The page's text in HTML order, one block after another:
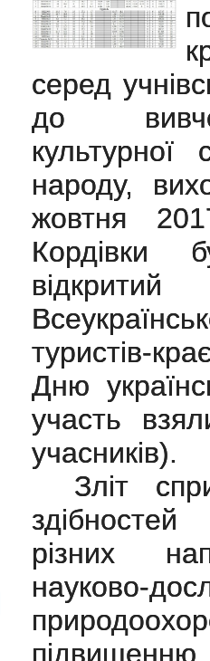
серед
до
культурної
народу,
жовтня
Кордівки
туристів-
Дню
участь
учасників).
Зліт
різних
науково-